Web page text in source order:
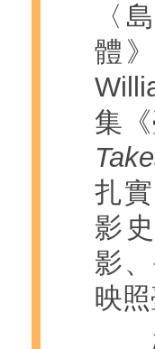
〈
體
集
扎
影
影
映